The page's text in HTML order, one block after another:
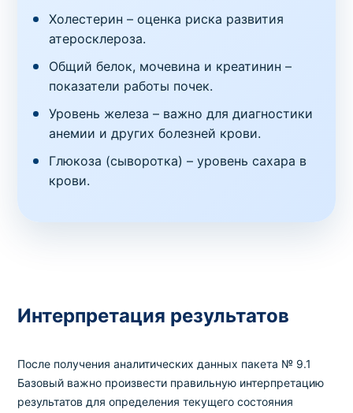
Холестерин – оценка риска развития
атеросклероза.
Общий белок, мочевина и креатинин –
показатели работы почек.
Уровень железа – важно для диагностики
анемии и других болезней крови.
Глюкоза (сыворотка) – уровень сахара в
крови.
Интерпретация результатов
После получения аналитических данных пакета № 9.1
Базовый важно произвести правильную интерпретацию
результатов для определения текущего состояния